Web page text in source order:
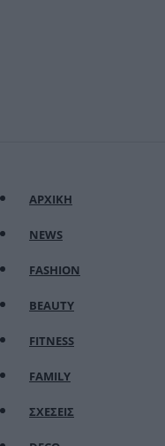
ΑΡΧΙΚΗ
NEWS
FASHION
BEAUTY
FITNESS
FAMILY
ΣΧΕΣΕΙΣ